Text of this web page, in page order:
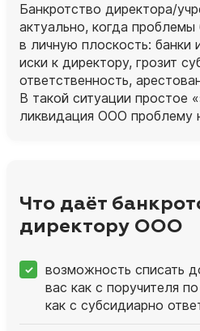
Банкротство директора/
актуально, когда
в личную плоскость: банки
иски к директору, грозит
ответственность,
В такой ситуации простое
ликвидация ООО проблему
Что даёт
директору ООО
возможность списать
вас как с поручителя
как с субсидиарно